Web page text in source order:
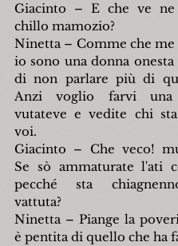
Giacinto – E che ve
chillo mamozio?
Ninetta – Comme che me
io sono una donna
di non parlare più di
Anzi voglio farvi una
vutateve e vedite chi
voi.
Giacinto – Che veco!
Se sò ammaturate l'ati
pecché sta
vattuta?
Ninetta – Piange la
è pentita di quello che ha